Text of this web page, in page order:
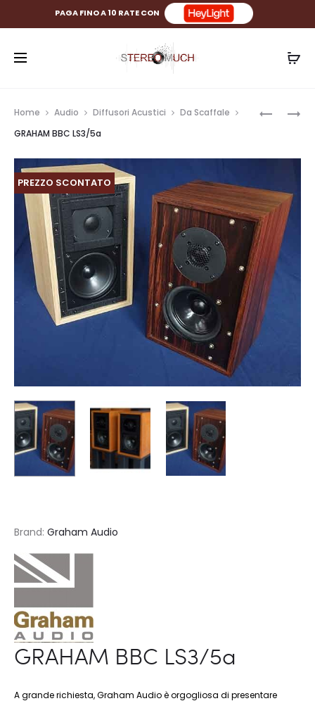
PAGA FINO A 10 RATE CON
GRAHAM
GRAHAM
Home Audio Diffusori Acustici
Da Scaffale
GRAHAM BBC LS3/5a
PREZZO SCONTATO
Brand: Graham Audio
GRAHAM BBC LS3/5a
A grande richiesta, Graham Audio è orgogliosa di presentare